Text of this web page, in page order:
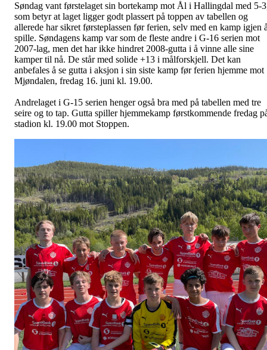
Søndag vant førstelaget sin bortekamp mot Ål i Hallingdal med 5-
som betyr at laget ligger godt plassert på toppen av tabellen og
allerede har sikret førsteplassen før ferien, selv med en kamp igjen
spille. Søndagens kamp var som de fleste andre i G-16 serien mot
2007-lag, men det har ikke hindret 2008-gutta i å vinne alle sine
kamper til nå. De står med solide +13 i målforskjell. Det kan
anbefales å se gutta i aksjon i sin siste kamp før ferien hjemme mot
Mjøndalen, fredag 16. juni kl. 19.00.
Andrelaget i G-15 serien henger også bra med på tabellen med tre
seire og to tap. Gutta spiller hjemmekamp førstkommende fredag
stadion kl. 19.00 mot Stoppen.